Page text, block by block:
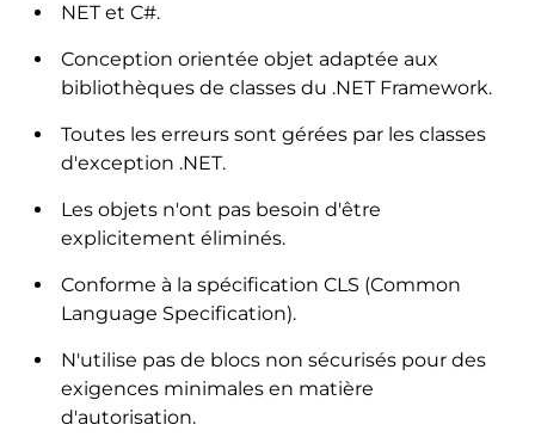
NET et C#.
Conception orientée objet adaptée aux
bibliothèques de classes du .NET Framework.
Toutes les erreurs sont gérées par les classes
d'exception .NET.
Les objets n'ont pas besoin d'être
explicitement éliminés.
Conforme à la spécification CLS (Common
Language Specification).
N'utilise pas de blocs non sécurisés pour des
exigences minimales en matière
d'autorisation.